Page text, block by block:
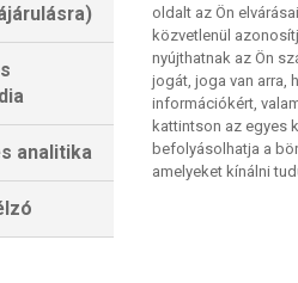
nemzeti csapat (Fotó: Getty Images
mert a favorit
analitika
oldalt az Ön
közvetlenül
nyújthatnak az Ön
jogát, joga van arra,
információkért,
kattintson az egyes
befolyásolhatja a
amelyeket kínálni